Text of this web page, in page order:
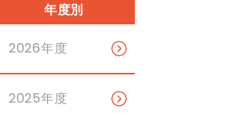
年度別
2026年度
2025年度